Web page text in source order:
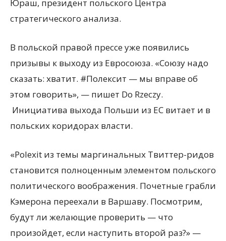
Юраш, президент польского Центра
стратегического анализа.
В польской правой прессе уже появились
призывы к выходу из Евросоюза. «Союзу надо
сказать: хватит. #Полексит — мы вправе об
этом говорить», — пишет Do Rzeczy.
Инициатива выхода Польши из ЕС витает и в
польских коридорах власти.
«Polexit из темы маргинальных Твиттер-ридов
становится полноценным элементом польского
политического воображения. Почетные грабли
Кэмерона переехали в Варшаву. Посмотрим,
будут ли желающие проверить — что
произойдет, если наступить второй раз?» —